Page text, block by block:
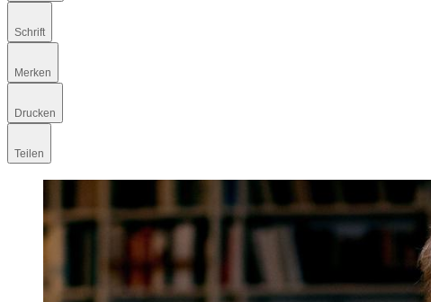
Schrift
Merken
Drucken
Teilen